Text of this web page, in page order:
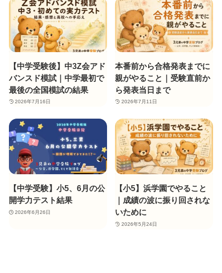
【中学受験後】中3Z会アド
バンスド模試｜中学最初で
最後の全国模試の結果
2026年7月16日
本番前から合格発表までに
親がやること｜受験直前か
ら発表当日まで
2026年7月11日
【中学受験】小5、6月の公
開学力テスト結果
2026年6月26日
【小5】浜学園でやること
｜成績の波に振り回されな
いために
2026年5月24日